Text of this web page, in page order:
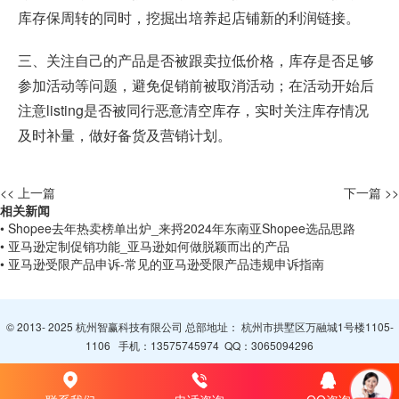
库存保周转的同时，挖掘出培养起店铺新的利润链接。
三、关注自己的产品是否被跟卖拉低价格，库存是否足够
参加活动等问题，避免促销前被取消活动；在活动开始后
注意listing是否被同行恶意清空库存，实时关注库存情况
及时补量，做好备货及营销计划。
<< 上一篇
下一篇 >>
相关新闻
• Shopee去年热卖榜单出炉_来捋2024年东南亚Shopee选品思路
• 亚马逊定制促销功能_亚马逊如何做脱颖而出的产品
• 亚马逊受限产品申诉-常见的亚马逊受限产品违规申诉指南
© 2013- 2025 杭州智赢科技有限公司 总部地址： 杭州市拱墅区万融城1号楼1105-
1106 手机： 13575745974 QQ： 3065094296